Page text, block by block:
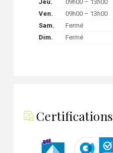
Jeu.
09h00 – 13h00
Ven.
09h00 – 13h00
Sam.
Fermé
Dim.
Fermé
Certifications